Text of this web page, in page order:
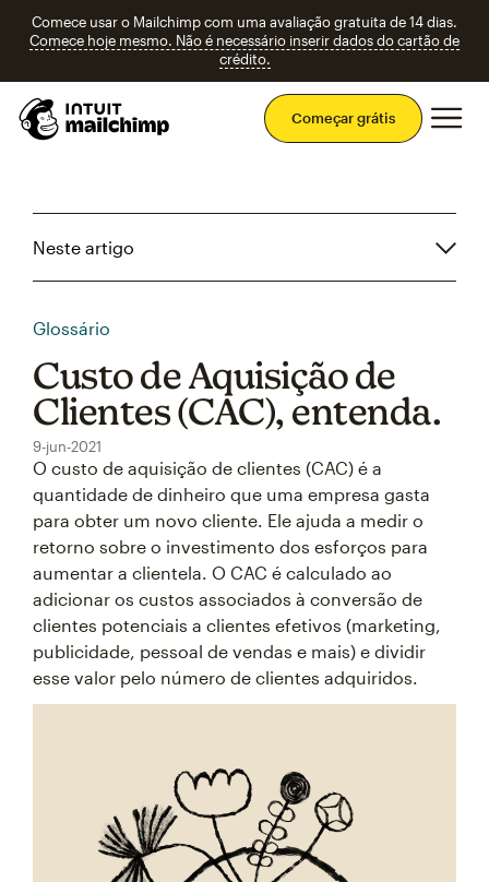
Comece usar o Mailchimp com uma avaliação gratuita de 14 dias.
Comece hoje mesmo. Não é necessário inserir dados do cartão de
crédito.
Começar grátis
Neste artigo
Glossário
Custo de Aquisição de
Clientes (CAC), entenda.
9-jun-2021
O custo de aquisição de clientes (CAC) é a
quantidade de dinheiro que uma empresa gasta
para obter um novo cliente. Ele ajuda a medir o
retorno sobre o investimento dos esforços para
aumentar a clientela. O CAC é calculado ao
adicionar os custos associados à conversão de
clientes potenciais a clientes efetivos (marketing,
publicidade, pessoal de vendas e mais) e dividir
esse valor pelo número de clientes adquiridos.